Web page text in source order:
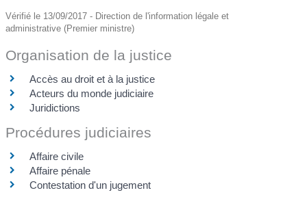
Vérifié le 13/09/2017 - Direction de l'information légale et
administrative (Premier ministre)
Organisation de la justice
Accès au droit et à la justice
Acteurs du monde judiciaire
Juridictions
Procédures judiciaires
Affaire civile
Affaire pénale
Contestation d'un jugement